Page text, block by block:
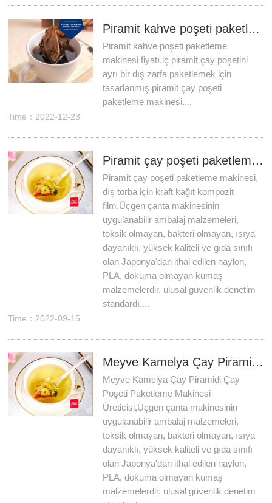
Piramit kahve poşeti paketleme makinesi fiyatı
Piramit kahve poşeti paketleme
makinesi fiyatı,iç piramit çay poşetini
ayrı bir dış zarfa paketlemek için
tasarlanmış piramit çay poşeti
paketleme makinesi....
Time：2022-12-23
Piramit çay poşeti paketleme makinesi, dış torba için kraft kağıt kompozit film
Piramit çay poşeti paketleme makinesi,
dış torba için kraft kağıt kompozit
film,Üçgen çanta makinesinin
uygulanabilir ambalaj malzemeleri,
toksik olmayan, bakteri olmayan, ısıya
dayanıklı, yüksek kaliteli ve gıda sınıfı
olan Japonya'dan ithal edilen naylon,
PLA, dokuma olmayan kumaş
malzemelerdir. ulusal güvenlik denetim
standardı....
Time：2022-09-15
Meyve Kamelya Çay Piramidi Çay Poşeti Paketleme Makinesi Üreticisi
Meyve Kamelya Çay Piramidi Çay
Poşeti Paketleme Makinesi
Üreticisi,Üçgen çanta makinesinin
uygulanabilir ambalaj malzemeleri,
toksik olmayan, bakteri olmayan, ısıya
dayanıklı, yüksek kaliteli ve gıda sınıfı
olan Japonya'dan ithal edilen naylon,
PLA, dokuma olmayan kumaş
malzemelerdir. ulusal güvenlik denetim